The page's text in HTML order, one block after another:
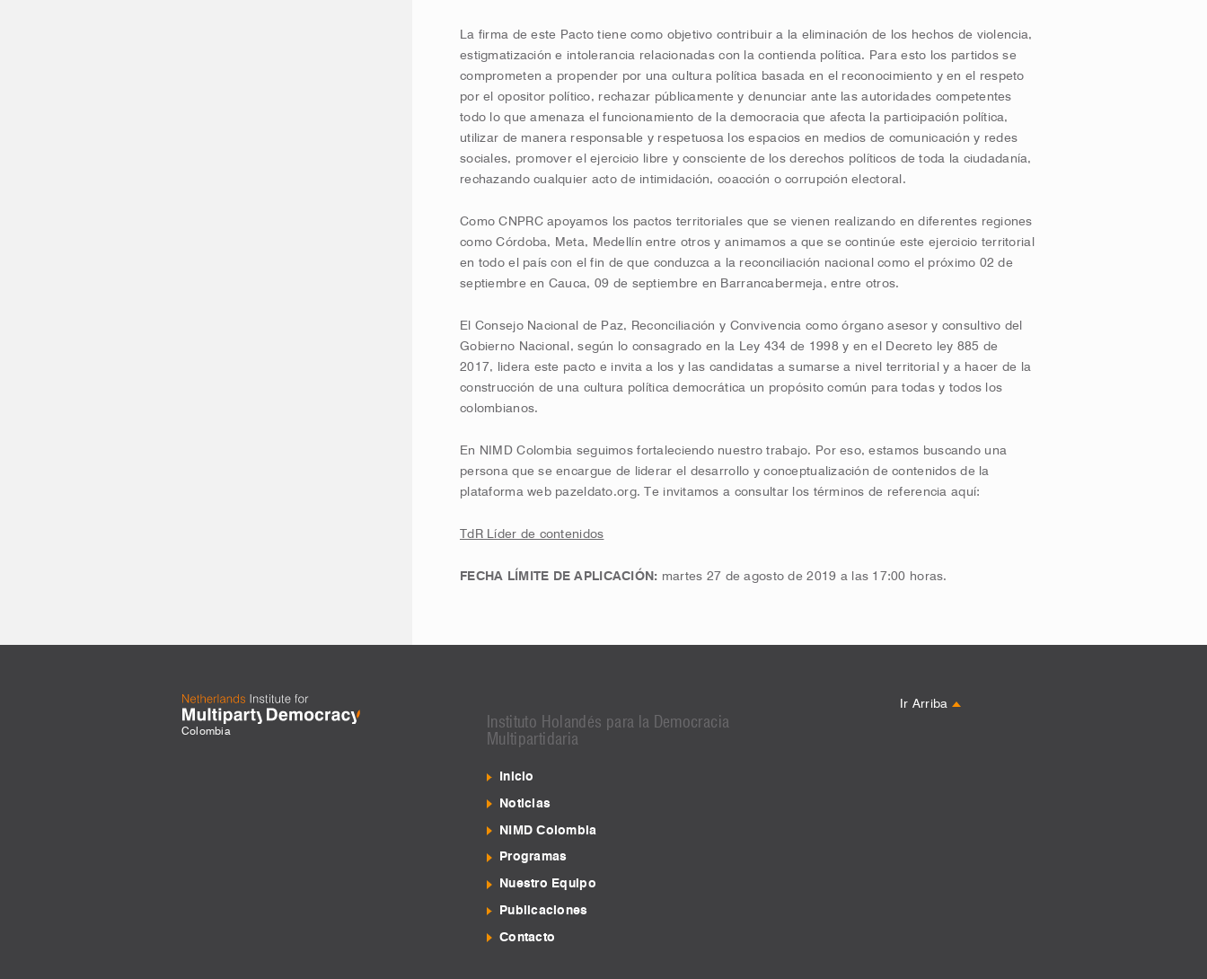
La firma de este Pacto tiene como objetivo contribuir a la eliminación de los hechos de violencia,
estigmatización e intolerancia relacionadas con la contienda política. Para esto los partidos se
comprometen a propender por una cultura política basada en el reconocimiento y en el respeto
por el opositor político, rechazar públicamente y denunciar ante las autoridades competentes
todo lo que amenaza el funcionamiento de la democracia que afecta la participación política,
utilizar de manera responsable y respetuosa los espacios en medios de comunicación y redes
sociales, promover el ejercicio libre y consciente de los derechos políticos de toda la ciudadanía,
rechazando cualquier acto de intimidación, coacción o corrupción electoral.
Como CNPRC apoyamos los pactos territoriales que se vienen realizando en diferentes regiones
como Córdoba, Meta, Medellín entre otros y animamos a que se continúe este ejercicio territorial
en todo el país con el fin de que conduzca a la reconciliación nacional como el próximo 02 de
septiembre en Cauca, 09 de septiembre en Barrancabermeja, entre otros.
El Consejo Nacional de Paz, Reconciliación y Convivencia como órgano asesor y consultivo del
Gobierno Nacional, según lo consagrado en la Ley 434 de 1998 y en el Decreto ley 885 de
2017, lidera este pacto e invita a los y las candidatas a sumarse a nivel territorial y a hacer de la
construcción de una cultura política democrática un propósito común para todas y todos los
colombianos.
En NIMD Colombia seguimos fortaleciendo nuestro trabajo. Por eso, estamos buscando una
persona que se encargue de liderar el desarrollo y conceptualización de contenidos de la
plataforma web pazeldato.org. Te invitamos a consultar los términos de referencia aquí:
TdR Líder de contenidos
FECHA LÍMITE DE APLICACIÓN: martes 27 de agosto de 2019 a las 17:00 horas.
Ir Arriba
Colombia
Instituto Holandés para la Democracia
Multipartidaria
Inicio
Noticias
NIMD Colombia
Programas
Nuestro Equipo
Publicaciones
Contacto